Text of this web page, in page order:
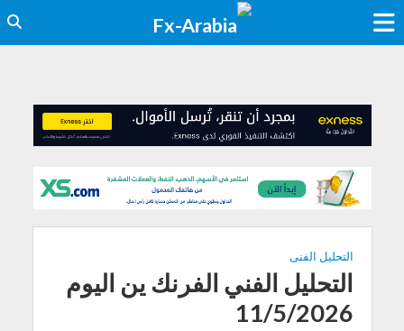
التحليل الفنى
التحليل الفني الفرنك ين اليوم
11/5/2026